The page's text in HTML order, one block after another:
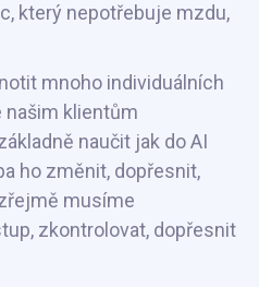
který nepotřebuje mzdu,
mnoho individuálních
našim klientům
naučit jak do AI
ho změnit, dopřesnit,
musíme
zkontrolovat, dopřesnit